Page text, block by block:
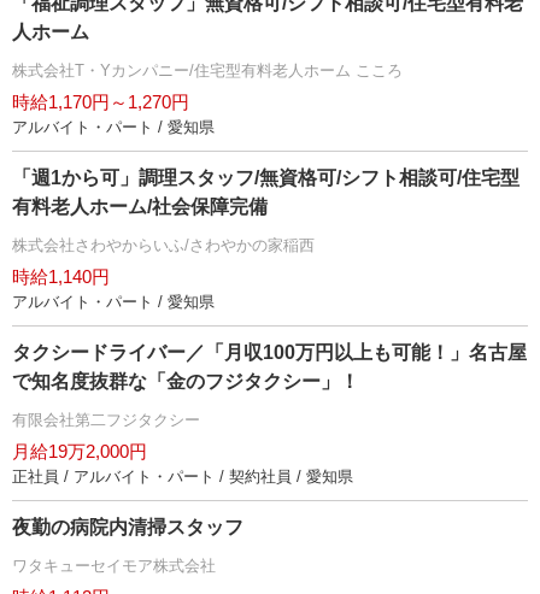
人ホーム
株式会社T・Yカンパニー/住宅型有料老人ホーム こころ
時給1,170円～1,270円
アルバイト・パート / 愛知県
「週1から可」調理スタッフ/無資格可/シフト相談可/住宅型
有料老人ホーム/社会保障完備
株式会社さわやからいふ/さわやかの家稲西
時給1,140円
アルバイト・パート / 愛知県
タクシードライバー／「月収100万円以上も可能！」名古屋
で知名度抜群な「金のフジタクシー」！
有限会社第二フジタクシー
月給19万2,000円
正社員 / アルバイト・パート / 契約社員 / 愛知県
夜勤の病院内清掃スタッフ
ワタキューセイモア株式会社